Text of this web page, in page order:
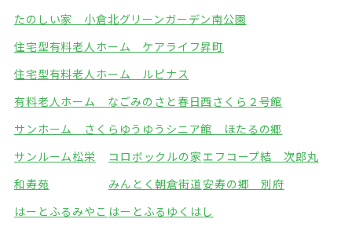
たのしい家 小倉北グリーンガーデン南公園
住宅型有料老人ホーム ケアライフ昇町
住宅型有料老人ホーム ルピナス
有料老人ホーム なごみのさと春日西さくら２号館
サンホーム さくら ゆうゆうシニア館 ほたるの郷
サンルーム松栄
コロボックルの家エフコープ結 次郎丸
和寿苑
みんとく朝倉街道安寿の郷 別府
はーとふるみやこ はーとふるゆくはし